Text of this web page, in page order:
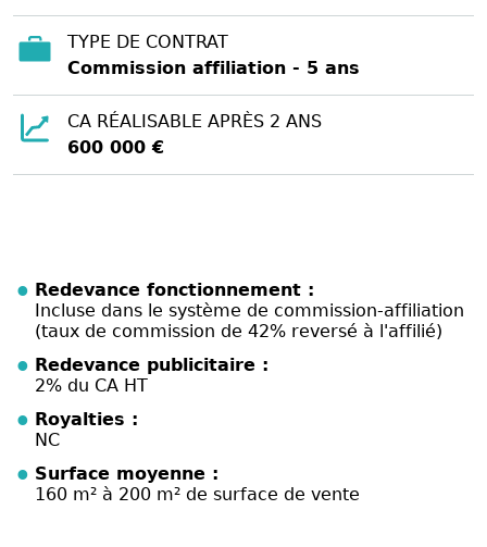
TYPE DE CONTRAT
Commission affiliation - 5 ans
CA RÉALISABLE APRÈS 2 ANS
600 000 €
Redevance fonctionnement :
Incluse dans le système de commission-affiliation
(taux de commission de 42% reversé à l'affilié)
Redevance publicitaire :
2% du CA HT
Royalties :
NC
Surface moyenne :
160 m² à 200 m² de surface de vente